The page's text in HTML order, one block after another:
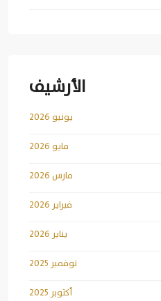
الأرشيف
يونيو 2026
مايو 2026
مارس 2026
فبراير 2026
يناير 2026
نوفمبر 2025
أكتوبر 2025